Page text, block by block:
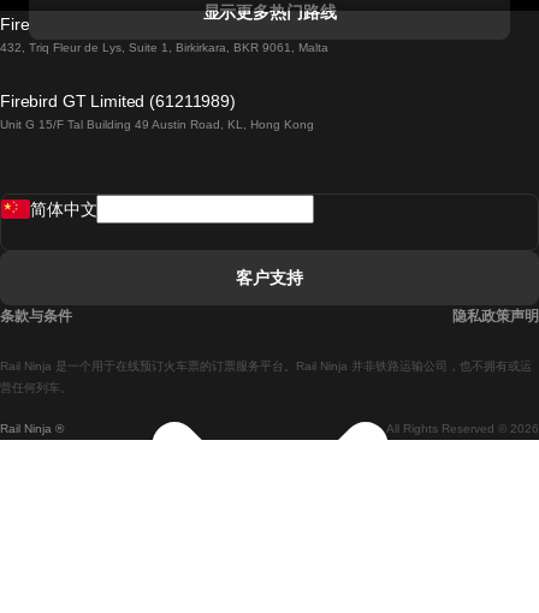
都柏林開往戈尔韦的列車
羅馬開往拿坡里的列車
馬德里開往巴塞罗那的列車
显示更多热门路线
Firebird GT Limited (OC 1451)
432, Triq Fleur de Lys, Suite 1, Birkirkara, BKR 9061, Malta
Firebird GT Limited (61211989)
Unit G 15/F Tal Building 49 Austin Road, KL, Hong Kong
Rail Ninja ® All Rights Reserved © 2026
Rail Ninja 是一个用于在线预订火车票的订票服务平台。Rail Ninja 并非铁路运输公司，也不拥有或运
营任何列车。
简体中文
客户支持
条款与条件 隐私政策声明